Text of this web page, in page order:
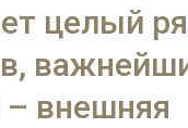
целый
– внешняя